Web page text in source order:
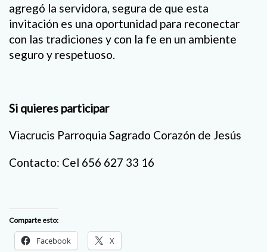
agregó la servidora, segura de que esta
invitación es una oportunidad para reconectar
con las tradiciones y con la fe en un ambiente
seguro y respetuoso.
Si quieres participar
Viacrucis Parroquia Sagrado Corazón de Jesús
Contacto: Cel 656 627 33 16
Comparte esto:
Facebook X